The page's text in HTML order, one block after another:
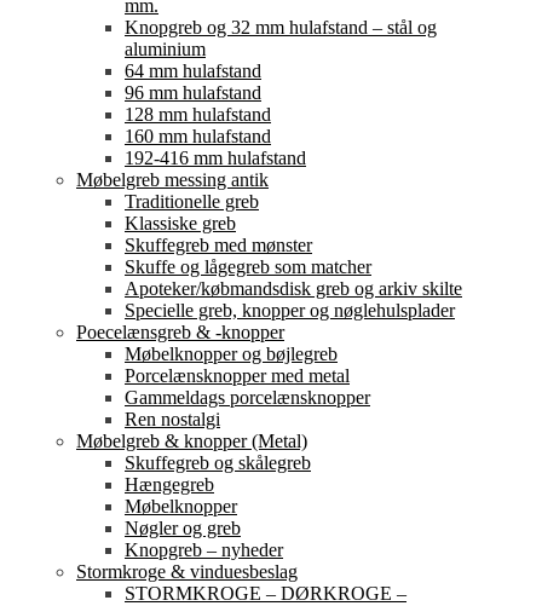
mm.
Knopgreb og 32 mm hulafstand – stål og
aluminium
64 mm hulafstand
96 mm hulafstand
128 mm hulafstand
160 mm hulafstand
192-416 mm hulafstand
Møbelgreb messing antik
Traditionelle greb
Klassiske greb
Skuffegreb med mønster
Skuffe og lågegreb som matcher
Apoteker/købmandsdisk greb og arkiv skilte
Specielle greb, knopper og nøglehulsplader
Poecelænsgreb & -knopper
Møbelknopper og bøjlegreb
Porcelænsknopper med metal
Gammeldags porcelænsknopper
Ren nostalgi
Møbelgreb & knopper (Metal)
Skuffegreb og skålegreb
Hængegreb
Møbelknopper
Nøgler og greb
Knopgreb – nyheder
Stormkroge & vinduesbeslag
STORMKROGE – DØRKROGE –